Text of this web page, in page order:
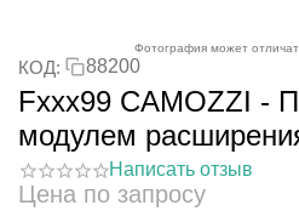
Фотография может
КОД: 88200
Fxxx99 CAMOZZI -
модулем
Написать отзыв
Цена по запросу